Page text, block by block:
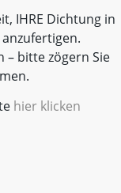
IHRE Dichtung in
– bitte zögern Sie
hier klicken